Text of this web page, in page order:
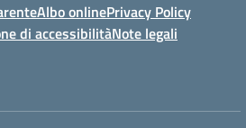
Albo onlinePrivacy Policy
di accessibilitàNote legali